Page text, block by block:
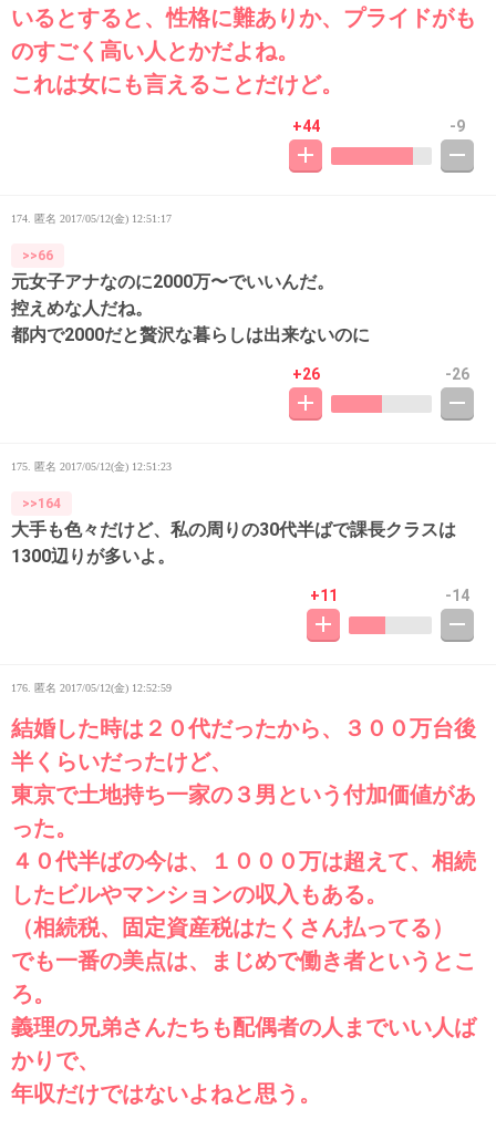
いるとすると、性格に難ありか、プライドがも
のすごく高い人とかだよね。
これは女にも言えることだけど。
+44 -9
174. 匿名 2017/05/12(金) 12:51:17
>>66
元女子アナなのに2000万〜でいいんだ。
控えめな人だね。
都内で2000だと贅沢な暮らしは出来ないのに
+26 -26
175. 匿名 2017/05/12(金) 12:51:23
>>164
大手も色々だけど、私の周りの30代半ばで課長クラスは
1300辺りが多いよ。
+11 -14
176. 匿名 2017/05/12(金) 12:52:59
結婚した時は２０代だったから、３００万台後
半くらいだったけど、
東京で土地持ち一家の３男という付加価値があ
った。
４０代半ばの今は、１０００万は超えて、相続
したビルやマンションの収入もある。
（相続税、固定資産税はたくさん払ってる）
でも一番の美点は、まじめで働き者というとこ
ろ。
義理の兄弟さんたちも配偶者の人までいい人ば
かりで、
年収だけではないよねと思う。